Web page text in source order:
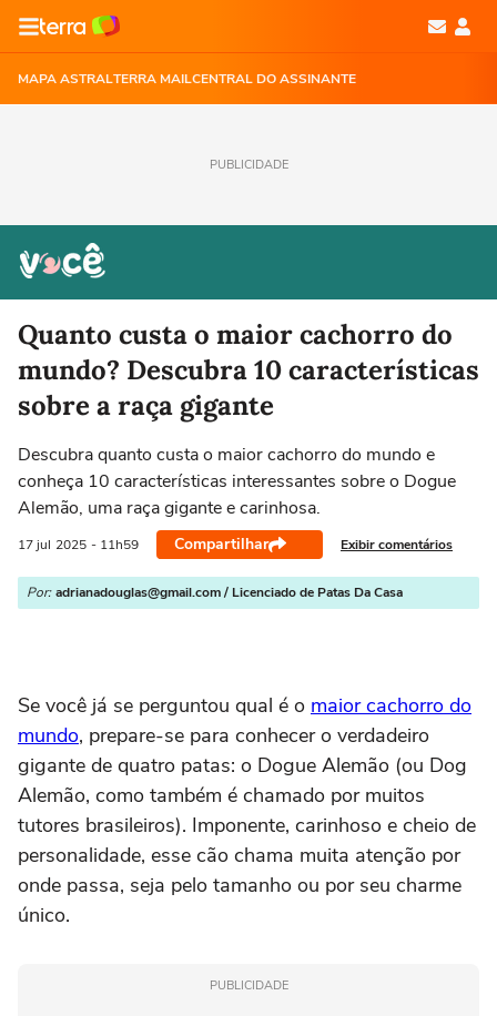
MAPA ASTRALTERRA MAILCENTRAL DO ASSINANTE
PUBLICIDADE
Quanto custa o maior cachorro do
mundo? Descubra 10 características
sobre a raça gigante
Descubra quanto custa o maior cachorro do mundo e
conheça 10 características interessantes sobre o Dogue
Alemão, uma raça gigante e carinhosa.
17 jul 2025 - 11h59 Compartilhar Exibir comentários
Por: adrianadouglas@gmail.com / Licenciado de Patas Da Casa
Se você já se perguntou qual é o maior cachorro do
mundo, prepare-se para conhecer o verdadeiro
gigante de quatro patas: o Dogue Alemão (ou Dog
Alemão, como também é chamado por muitos
tutores brasileiros). Imponente, carinhoso e cheio de
personalidade, esse cão chama muita atenção por
onde passa, seja pelo tamanho ou por seu charme
único.
PUBLICIDADE